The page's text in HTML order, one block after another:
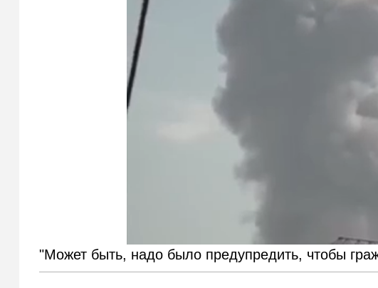
"Может быть, надо было предупредить, чтобы